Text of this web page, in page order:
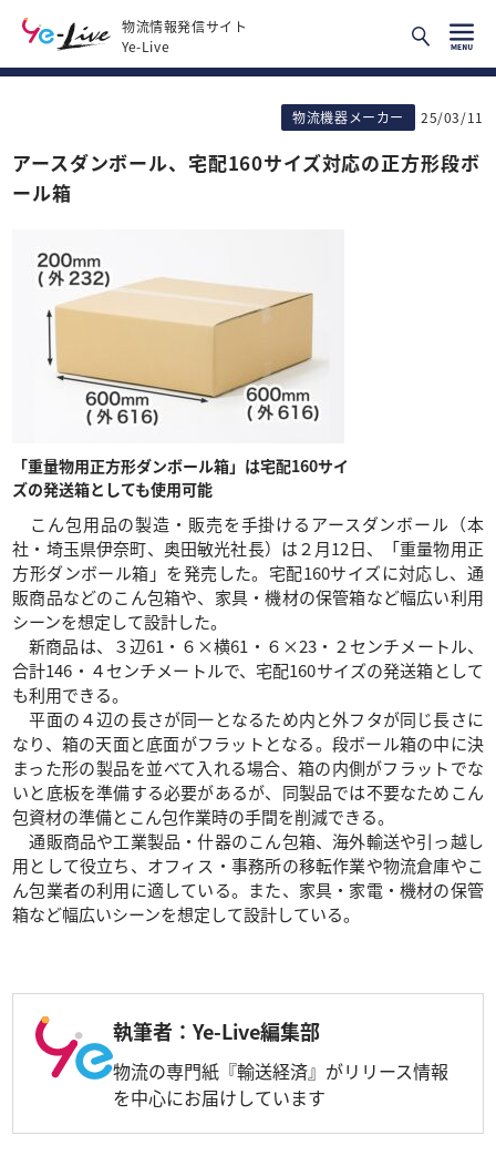
物流情報発信サイト
Ye-Live
物流機器メーカー 25/03/11
アースダンボール、宅配160サイズ対応の正方形段ボ
ール箱
「重量物用正方形ダンボール箱」は宅配160サイ
ズの発送箱としても使用可能
こん包用品の製造・販売を手掛けるアースダンボール（本
社・埼玉県伊奈町、奥田敏光社長）は２月12日、「重量物用正
方形ダンボール箱」を発売した。宅配160サイズに対応し、通
販商品などのこん包箱や、家具・機材の保管箱など幅広い利用
シーンを想定して設計した。
新商品は、３辺61・６×横61・６×23・２センチメートル、
合計146・４センチメートルで、宅配160サイズの発送箱として
も利用できる。
平面の４辺の長さが同一となるため内と外フタが同じ長さに
なり、箱の天面と底面がフラットとなる。段ボール箱の中に決
まった形の製品を並べて入れる場合、箱の内側がフラットでな
いと底板を準備する必要があるが、同製品では不要なためこん
包資材の準備とこん包作業時の手間を削減できる。
通販商品や工業製品・什器のこん包箱、海外輸送や引っ越し
用として役立ち、オフィス・事務所の移転作業や物流倉庫やこ
ん包業者の利用に適している。また、家具・家電・機材の保管
箱など幅広いシーンを想定して設計している。
執筆者：Ye-Live編集部
物流の専門紙『輸送経済』がリリース情報
を中心にお届けしています